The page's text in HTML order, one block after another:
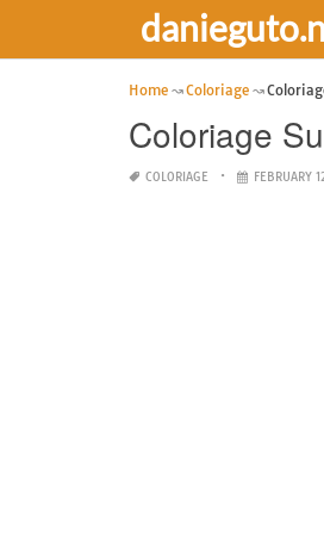
Home Coloriage
Coloriage
COLORIAGE